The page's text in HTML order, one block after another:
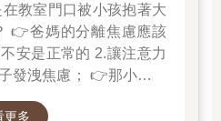
教室門口被小孩抱著大
👉爸媽的分離焦慮應該
安是正常的 2.讓注意力
發洩焦慮； 👉那小朋友
更多